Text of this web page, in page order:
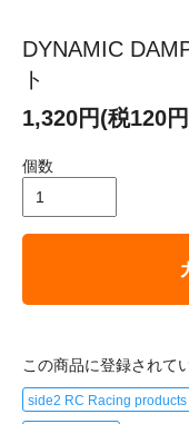
DYNAMIC
ト
1,320円(税120
個数
この商品に登録されて
side2 RC Racing products